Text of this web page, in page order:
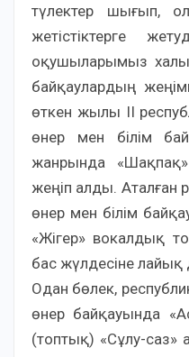
түлектер шығып,
жетістіктерге
оқушыларымыз
байқаулардың
өткен жылы II
өнер мен білім
жанрында
жеңіп алды. Аталған
өнер мен білім
«Жігер» вокалдық
бас жүлдесіне
Одан бөлек,
өнер байқауында
(топтық) «Сұлу-саз»